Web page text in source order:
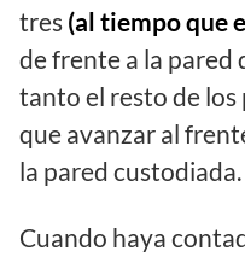
tres (al tiempo que
de frente a la pared
tanto el resto de
que avanzar al
la pared custodiada.
Cuando haya